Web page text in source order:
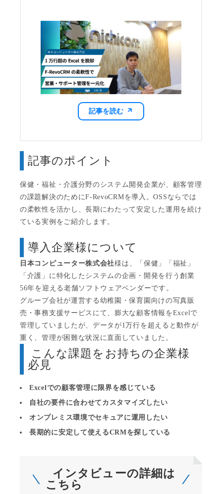
記事を読む
記事のポイント
保健・福祉・介護分野のシステム開発企業が、顧客管理
の課題解決のためにF-RevoCRMを導入。OSSならでは
の柔軟性を活かし、長期にわたって安定した運用を続け
ている実例をご紹介します。
導入企業様について
日本コンピューター株式会社様は、「保健」「福祉」
「介護」に特化したシステムの企画・開発を行う創業
56年を迎える老舗ソフトウェアベンダーです。
グループ会社が運営する幼稚園・保育園向けの写真販
売・事務支援サービスにて、膨大な顧客情報をExcelで
管理していましたが、データが1万行を超えると動作が
重く、管理が困難な状況に直面していました。
こんな課題をお持ちの企業様
必見
Excelでの顧客管理に限界を感じている
自社の要件に合わせてカスタマイズしたい
オンプレミス環境でセキュアに運用したい
長期的に安定して使えるCRMを探している
インタビューの詳細は
こちら